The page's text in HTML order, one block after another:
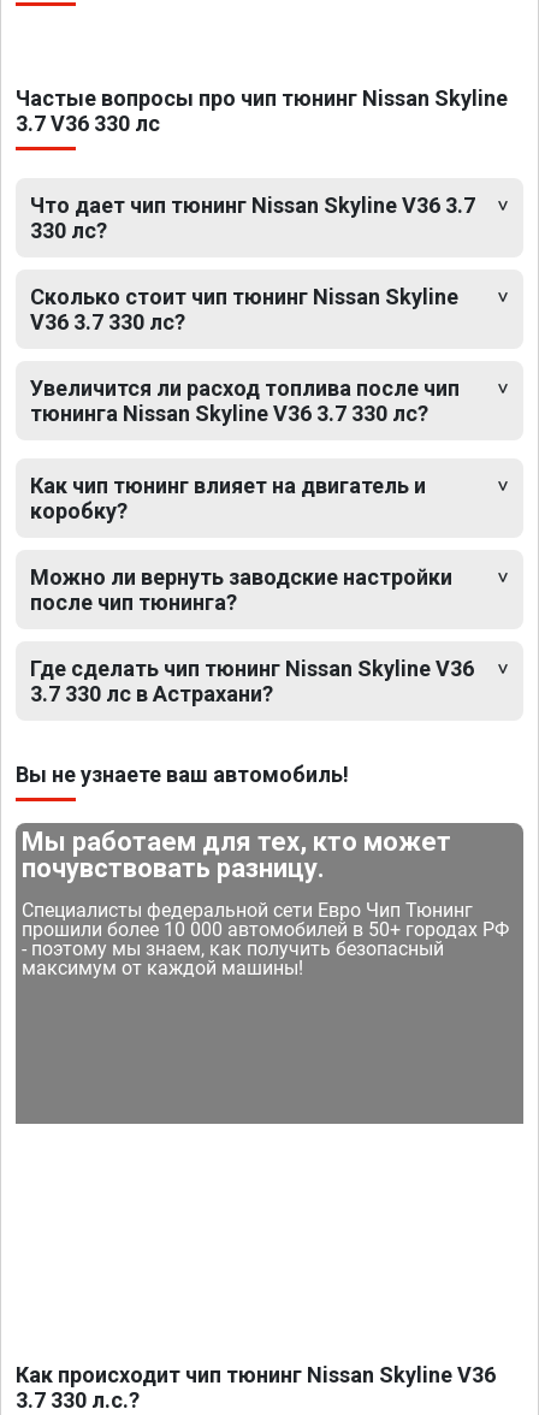
Частые вопросы про чип тюнинг Nissan Skyline
3.7 V36 330 лс
Что дает чип тюнинг Nissan Skyline V36 3.7
330 лс?
Сколько стоит чип тюнинг Nissan Skyline
V36 3.7 330 лс?
Увеличится ли расход топлива после чип
тюнинга Nissan Skyline V36 3.7 330 лс?
Как чип тюнинг влияет на двигатель и
коробку?
Можно ли вернуть заводские настройки
после чип тюнинга?
Где сделать чип тюнинг Nissan Skyline V36
3.7 330 лс в Астрахани?
Вы не узнаете ваш автомобиль!
Мы работаем для тех, кто может
почувствовать разницу.
Специалисты федеральной сети Евро Чип Тюнинг
прошили более 10 000 автомобилей в 50+ городах РФ
- поэтому мы знаем, как получить безопасный
максимум от каждой машины!
Как происходит чип тюнинг Nissan Skyline V36
3.7 330 л.с.?